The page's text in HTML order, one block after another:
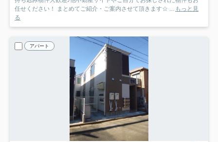
任せください！ まとめてご紹介・ご案内させて頂きます☆ ... もっと見
る
アパート